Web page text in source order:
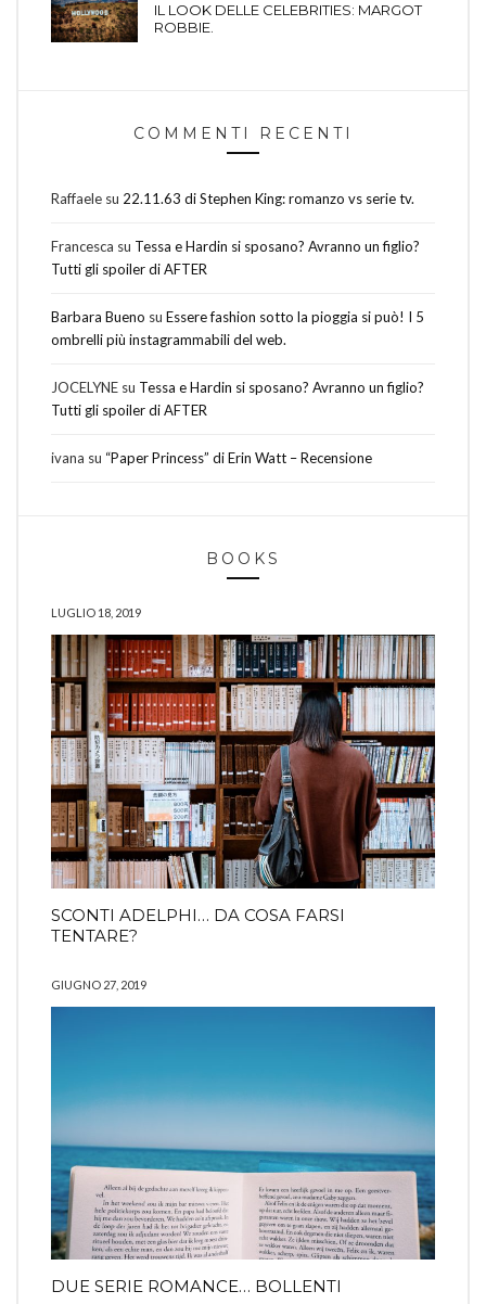
IL LOOK DELLE CELEBRITIES: MARGOT
ROBBIE.
COMMENTI RECENTI
Raffaele su 22.11.63 di Stephen King: romanzo vs serie tv.
Francesca su Tessa e Hardin si sposano? Avranno un figlio?
Tutti gli spoiler di AFTER
Barbara Bueno su Essere fashion sotto la pioggia si può! I 5
ombrelli più instagrammabili del web.
JOCELYNE su Tessa e Hardin si sposano? Avranno un figlio?
Tutti gli spoiler di AFTER
ivana su “Paper Princess” di Erin Watt – Recensione
BOOKS
LUGLIO 18, 2019
SCONTI ADELPHI… DA COSA FARSI
TENTARE?
GIUGNO 27, 2019
DUE SERIE ROMANCE… BOLLENTI